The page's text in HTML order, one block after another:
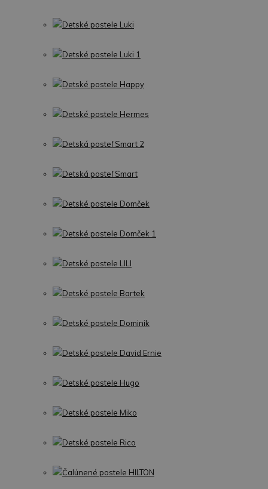
Detské postele Luki
Detské postele Luki 1
Detské postele Happy
Detské postele Hermes
Detská posteľ Smart 2
Detská posteľ Smart
Detské postele Domček
Detské postele Domček 1
Detské postele LILI
Detské postele Bartek
Detské postele Dominik
Detské postele David Ernie
Detské postele Hugo
Detské postele Miko
Detské postele Rico
Čalúnené postele HILTON